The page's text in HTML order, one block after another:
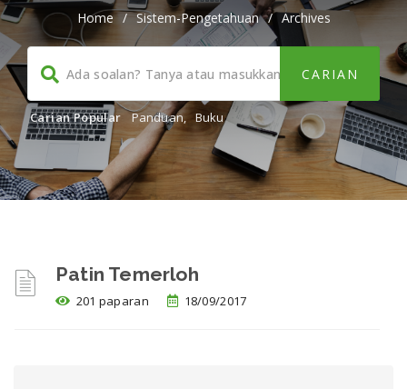
Home / Sistem-Pengetahuan / Archives
Carian Popular Panduan, Buku
Patin Temerloh
201 paparan 18/09/2017